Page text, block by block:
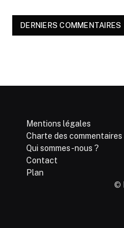
DERNIERS COMMENTAIRES
Mentions légales
Charte des commentaires
Qui sommes-nous ?
Contact
Plan
©